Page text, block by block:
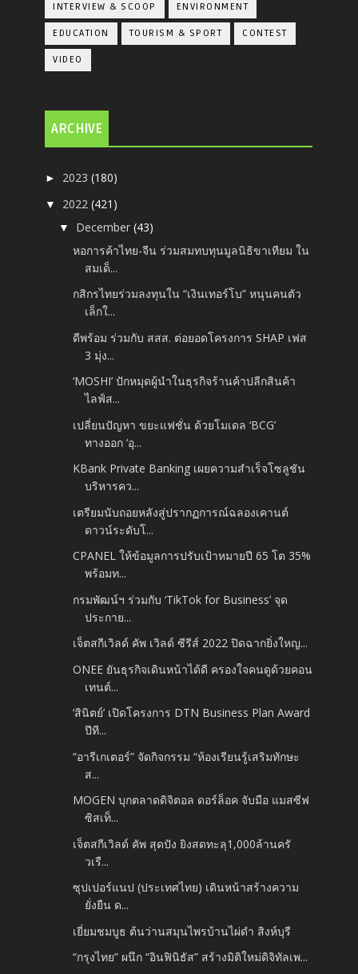
INTERVIEW & SCOOP ENVIRONMENT
EDUCATION TOURISM & SPORT CONTEST
VIDEO
ARCHIVE
► 2023(180)
▼ 2022(421)
▼ December(43)
หอการค้าไทย-จีน ร่วมสมทบทุนมูลนิธิขาเทียม ใน
สมเด็...
กสิกรไทยร่วมลงทุนใน “เงินเทอร์โบ” หนุนคนตัว
เล็กใ...
ดีพร้อม ร่วมกับ สสส. ต่อยอดโครงการ SHAP เฟส
3 มุ่ง...
‘MOSHI’ ปักหมุดผู้นำในธุรกิจร้านค้าปลีกสินค้า
ไลฟ์ส...
เปลี่ยนปัญหา ขยะแฟชั่น ด้วยโมเดล ‘BCG’
ทางออก ‘อุ...
KBank Private Banking เผยความสำเร็จโซลูชัน
บริหารคว...
เตรียมนับถอยหลังสู่ปรากฏการณ์ฉลองเคานต์
ดาวน์ระดับโ...
CPANEL ให้ข้อมูลการปรับเป้าหมายปี 65 โต 35%
พร้อมท...
กรมพัฒน์ฯ ร่วมกับ ‘TikTok for Business’ จุด
ประกาย...
เจ็ตสกีเวิลด์ คัพ เวิลด์ ซีรีส์ 2022 ปิดฉากยิ่งใหญ...
ONEE ยันธุรกิจเดินหน้าได้ดี ครองใจคนดูด้วยคอน
เทนต์...
‘สินิตย์’ เปิดโครงการ DTN Business Plan Award
ปีที...
“อารีเกเตอร์” จัดกิจกรรม “ห้องเรียนรู้เสริมทักษะ
ส...
MOGEN บุกตลาดดิจิตอล ดอร์ล็อค จับมือ แมสซีฟ
ซิสเท็...
เจ็ตสกีเวิลด์ คัพ สุดปัง ยิงสดทะลุ1,000ล้านครั
วเรื...
ซุปเปอร์แนป (ประเทศไทย) เดินหน้าสร้างความ
ยั่งยืน ด...
เยี่ยมชมบูธ ต้นว่านสมุนไพรบ้านไผ่ดำ สิงห์บุรี
“กรุงไทย” ผนึก “อินฟินิธัส” สร้างมิติใหม่ดิจิทัลเพ...